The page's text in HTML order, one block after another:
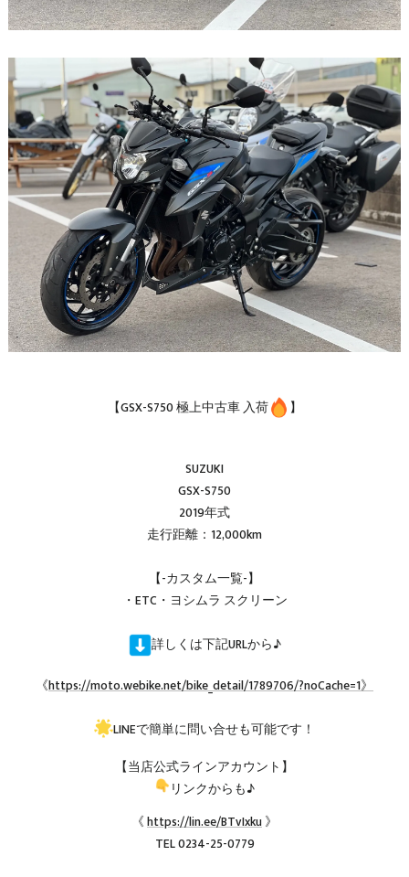
【GSX-S750 極上中古車 入荷 】
SUZUKI
GSX-S750
2019年式
走行距離：12,000km
【-カスタム一覧-】
・ETC・ヨシムラ スクリーン
詳しくは下記URLから♪
《https://moto.webike.net/bike_detail/1789706/?noCache=1》
LINEで簡単に問い合せも可能です！
【当店公式ラインアカウント】
リンクからも♪
《https://lin.ee/BTvIxku》
TEL 0234-25-0779